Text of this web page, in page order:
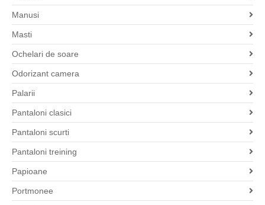
Manusi
Masti
Ochelari de soare
Odorizant camera
Palarii
Pantaloni clasici
Pantaloni scurti
Pantaloni treining
Papioane
Portmonee